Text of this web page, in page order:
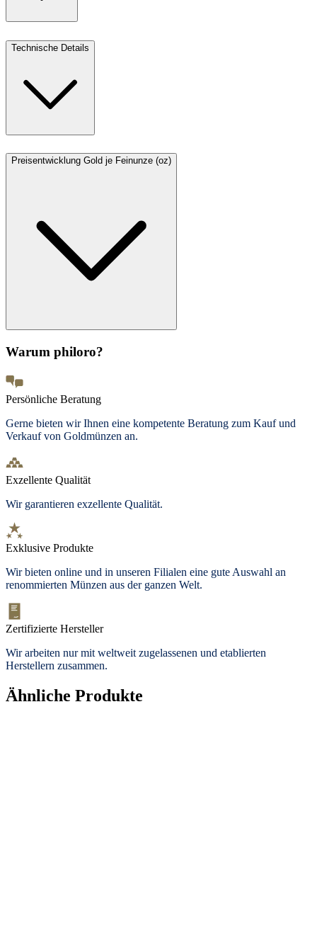
Technische Details
Preisentwicklung Gold je Feinunze (oz)
Warum philoro?
Persönliche Beratung
Gerne bieten wir Ihnen eine kompetente Beratung zum Kauf und
Verkauf von Goldmünzen an.
Exzellente Qualität
Wir garantieren exzellente Qualität.
Exklusive Produkte
Wir bieten online und in unseren Filialen eine gute Auswahl an
renommierten Münzen aus der ganzen Welt.
Zertifizierte Hersteller
Wir arbeiten nur mit weltweit zugelassenen und etablierten
Herstellern zusammen.
Ähnliche Produkte